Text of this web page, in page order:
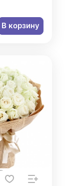
В корзину